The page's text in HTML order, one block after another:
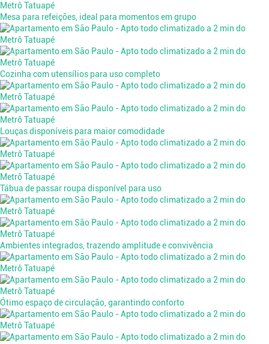
Mesa para refeições, ideal para momentos em grupo
Cozinha com utensílios para uso completo
Louças disponíveis para maior comodidade
Tábua de passar roupa disponível para uso
Ambientes integrados, trazendo amplitude e convivência
Ótimo espaço de circulação, garantindo conforto